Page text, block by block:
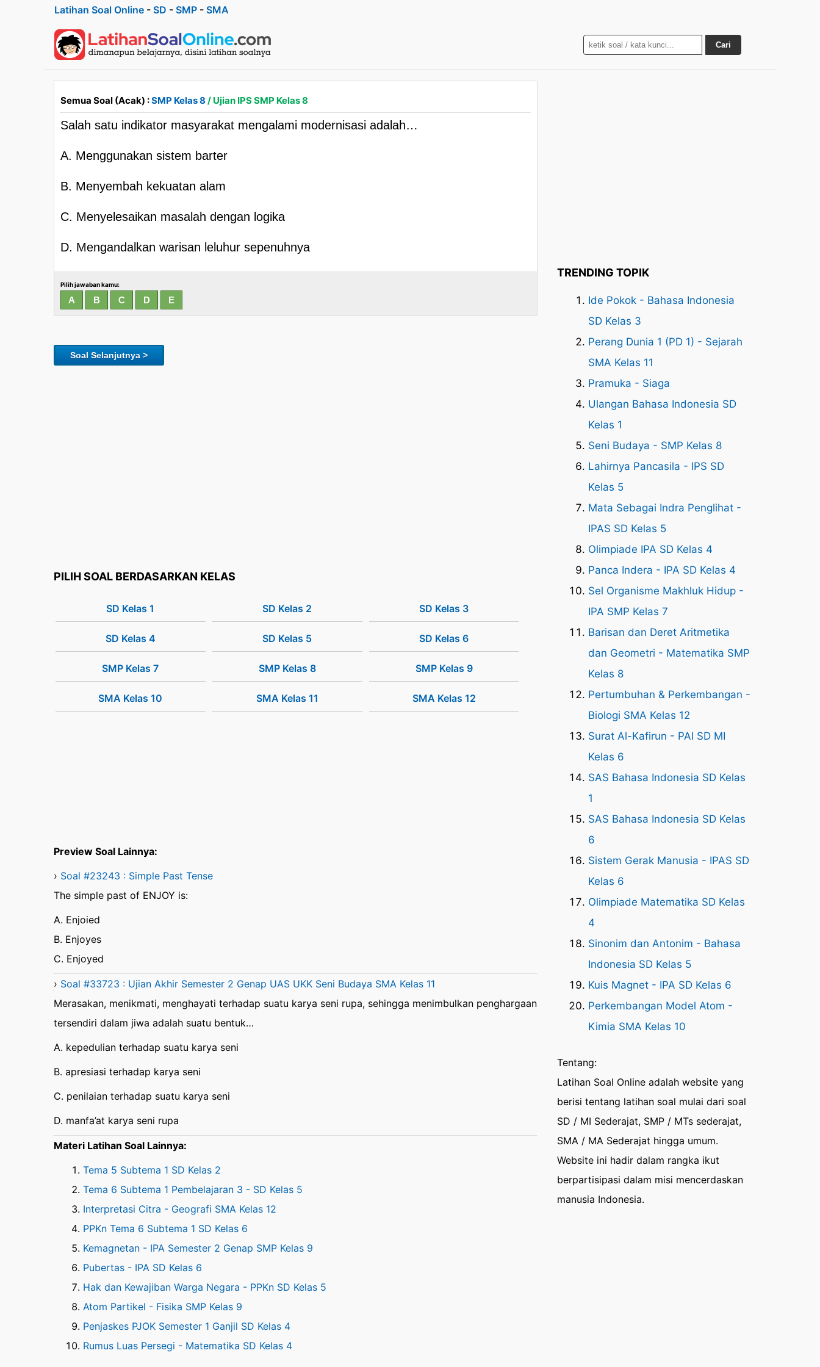
Latihan Soal Online - SD - SMP - SMA
Cari
Semua Soal (Acak) :SMP Kelas 8 / Ujian IPS SMP Kelas 8
Salah satu indikator masyarakat mengalami modernisasi adalah…
A. Menggunakan sistem barter
B. Menyembah kekuatan alam
C. Menyelesaikan masalah dengan logika
D. Mengandalkan warisan leluhur sepenuhnya
Pilih jawaban kamu:
Soal Selanjutnya >
PILIH SOAL BERDASARKAN KELAS
SD Kelas 1 SD Kelas 2 SD Kelas 3
SD Kelas 4 SD Kelas 5 SD Kelas 6
SMP Kelas 7 SMP Kelas 8 SMP Kelas 9
SMA Kelas 10 SMA Kelas 11 SMA Kelas 12
Preview Soal Lainnya:
› Soal #23243 : Simple Past Tense
The simple past of ENJOY is:
A. Enjoied
B. Enjoyes
C. Enjoyed
› Soal #33723 : Ujian Akhir Semester 2 Genap UAS UKK Seni Budaya SMA Kelas 11
Merasakan, menikmati, menghayati terhadap suatu karya seni rupa, sehingga menimbulkan penghargaan
tersendiri dalam jiwa adalah suatu bentuk…
A. kepedulian terhadap suatu karya seni
B. apresiasi terhadap karya seni
C. penilaian terhadap suatu karya seni
D. manfa’at karya seni rupa
Materi Latihan Soal Lainnya:
Tema 5 Subtema 1 SD Kelas 2
Tema 6 Subtema 1 Pembelajaran 3 - SD Kelas 5
Interpretasi Citra - Geografi SMA Kelas 12
PPKn Tema 6 Subtema 1 SD Kelas 6
Kemagnetan - IPA Semester 2 Genap SMP Kelas 9
Pubertas - IPA SD Kelas 6
Hak dan Kewajiban Warga Negara - PPKn SD Kelas 5
Atom Partikel - Fisika SMP Kelas 9
Penjaskes PJOK Semester 1 Ganjil SD Kelas 4
Rumus Luas Persegi - Matematika SD Kelas 4
TRENDING TOPIK
Ide Pokok - Bahasa Indonesia
SD Kelas 3
Perang Dunia 1 (PD 1) - Sejarah
SMA Kelas 11
Pramuka - Siaga
Ulangan Bahasa Indonesia SD
Kelas 1
Seni Budaya - SMP Kelas 8
Lahirnya Pancasila - IPS SD
Kelas 5
Mata Sebagai Indra Penglihat -
IPAS SD Kelas 5
Olimpiade IPA SD Kelas 4
Panca Indera - IPA SD Kelas 4
Sel Organisme Makhluk Hidup -
IPA SMP Kelas 7
Barisan dan Deret Aritmetika
dan Geometri - Matematika SMP
Kelas 8
Pertumbuhan & Perkembangan -
Biologi SMA Kelas 12
Surat Al-Kafirun - PAI SD MI
Kelas 6
SAS Bahasa Indonesia SD Kelas
1
SAS Bahasa Indonesia SD Kelas
6
Sistem Gerak Manusia - IPAS SD
Kelas 6
Olimpiade Matematika SD Kelas
4
Sinonim dan Antonim - Bahasa
Indonesia SD Kelas 5
Kuis Magnet - IPA SD Kelas 6
Perkembangan Model Atom -
Kimia SMA Kelas 10
Tentang:
Latihan Soal Online adalah website yang
berisi tentang latihan soal mulai dari soal
SD / MI Sederajat, SMP / MTs sederajat,
SMA / MA Sederajat hingga umum.
Website ini hadir dalam rangka ikut
berpartisipasi dalam misi mencerdaskan
manusia Indonesia.